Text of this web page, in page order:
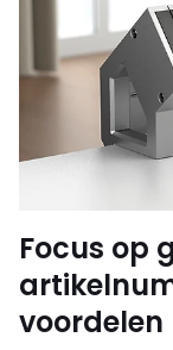
Focus op
voordelen